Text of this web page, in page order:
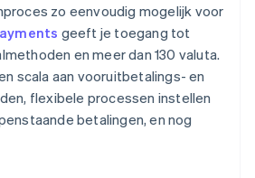
zo eenvoudig mogelijk voor
geeft je toegang tot
en meer dan 130 valuta.
scala aan vooruitbetalings- en
flexibele processen instellen
betalingen, en nog